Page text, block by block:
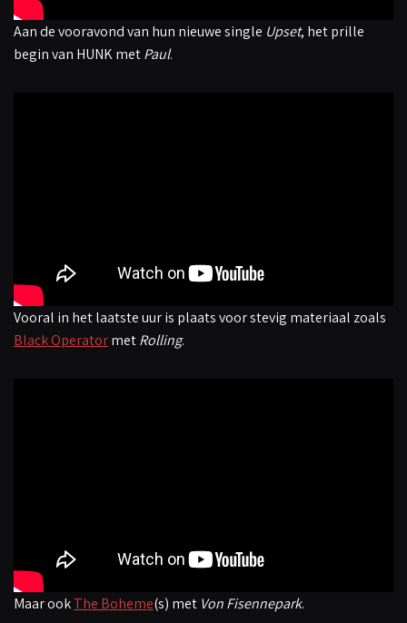
Aan de vooravond van hun nieuwe single Upset, het prille
begin van HUNK metPaul.
Vooral in het laatste uur is plaats voor stevig materiaal zoals
Black OperatormetRolling.
Maar ookThe Boheme(s) met Von Fisennepark.